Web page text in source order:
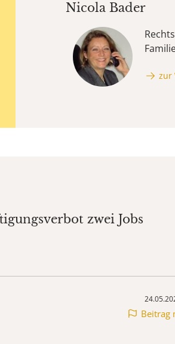
Nicola Bader
zur
zwei Jobs
Beitrag